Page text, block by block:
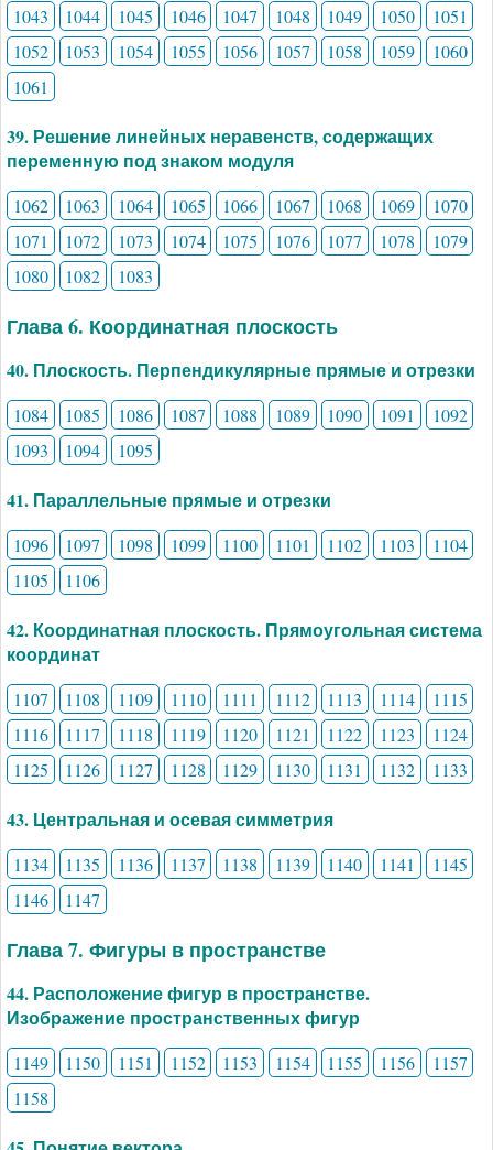
1043 1044 1045 1046 1047 1048 1049 1050
1051
1052
1053 1054 1055 1056 1057 1058 1059
1060
1061
39. Решение линейных неравенств, содержащих
переменную под знаком модуля
1062 1063 1064 1065 1066 1067 1068 1069
1070
1071
1072 1073 1074 1075 1076 1077 1078
1079
1080
1082 1083
Глава 6. Координатная плоскость
40. Плоскость. Перпендикулярные прямые и отрезки
1084 1085 1086 1087 1088 1089 1090 1091
1092
1093
1094 1095
41. Параллельные прямые и отрезки
1096 1097 1098 1099 1100 1101 1102 1103
1104
1105
1106
42. Координатная плоскость. Прямоугольная система
координат
1107 1108 1109 1110 1111 1112 1113 1114
1115
1116
1117 1118 1119 1120 1121 1122 1123
1124
1125
1126 1127 1128 1129 1130 1131 1132 1133
43. Центральная и осевая симметрия
1134 1135 1136 1137 1138 1139 1140 1141
1145
1146
1147
Глава 7. Фигуры в пространстве
44. Расположение фигур в пространстве.
Изображение пространственных фигур
1149 1150 1151 1152 1153 1154 1155 1156
1157
1158